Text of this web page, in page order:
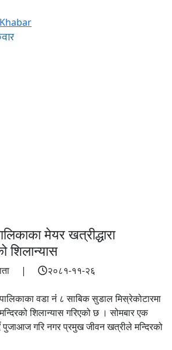
मेयर खत्रीद्धारा
शिलान्यास
| २०८१-११-२६
वडा नंं ८ साबिक सुडाल मिस्रेकोटारमा
शिलान्यास गरिएको छ । सोमबार एक
पुजाआज गरि नगर प्रमुख जीवन खत्रीले मन्दिरको